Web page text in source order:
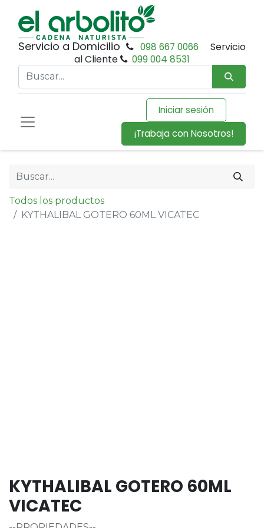
Servicio a Domicilio 098 667 0066
Servicio
al Cliente
099 004 8531
Iniciar sesión
¡Trabaja con Nosotros!
Todos los productos
KYTHALIBAL GOTERO 60ML VICATEC
KYTHALIBAL GOTERO 60ML
VICATEC